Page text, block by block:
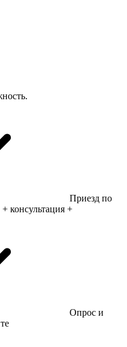
Приезд по
консультация +
Опрос и